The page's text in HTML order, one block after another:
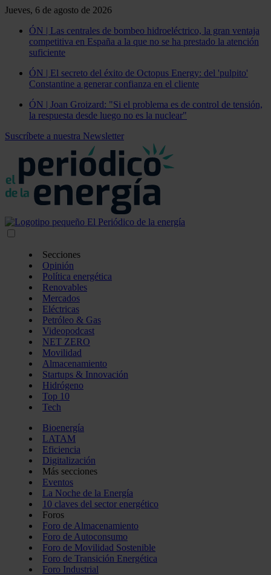
Jueves, 6 de agosto de 2026
ÓN | Las centrales de bombeo hidroeléctrico, la gran ventaja
competitiva en España a la que no se ha prestado la atención
suficiente
ÓN | El secreto del éxito de Octopus Energy: del 'pulpito'
Constantine a generar confianza en el cliente
ÓN | Joan Groizard: "Si el problema es de control de tensión,
la respuesta desde luego no es la nuclear"
Suscríbete a nuestra Newsletter
Secciones
Opinión
Política energética
Renovables
Mercados
Eléctricas
Petróleo & Gas
Videopodcast
NET ZERO
Movilidad
Almacenamiento
Startups & Innovación
Hidrógeno
Top 10
Tech
Bioenergía
LATAM
Eficiencia
Digitalización
Más secciones
Eventos
La Noche de la Energía
10 claves del sector energético
Foros
Foro de Almacenamiento
Foro de Autoconsumo
Foro de Movilidad Sostenible
Foro de Transición Energética
Foro Industrial